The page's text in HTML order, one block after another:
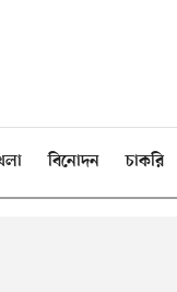
বিনোদন চাকরি